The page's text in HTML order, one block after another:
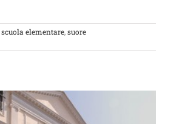
scuola elementare,suore